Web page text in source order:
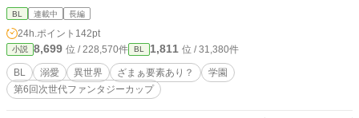
BL 連載中 長編
24h.ポイント 142pt
小説 8,699 位 / 228,570件 BL 1,811 位 / 31,380件
BL 溺愛 異世界 ざまぁ要素あり？
学園
第6回次世代ファンタジーカップ